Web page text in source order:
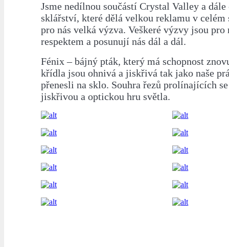
Jsme nedílnou součástí Crystal Valley a dále
sklářství, které dělá velkou reklamu v celém
pro nás velká výzva. Veškeré výzvy jsou pro
respektem a posunují nás dál a dál.
Fénix – bájný pták, který má schopnost
křídla jsou ohnivá a jiskřivá tak jako naše
přenesli na sklo. Souhra řezů prolínajících
jiskřivou a optickou hru světla.